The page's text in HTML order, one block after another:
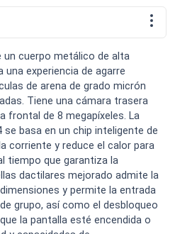
un cuerpo metálico de alta
experiencia de agarre
de arena de grado micrón
Tiene una cámara trasera
frontal de 8 megapíxeles. La
se basa en un chip inteligente de
corriente y reduce el calor para
tiempo que garantiza la
dactilares mejorado admite la
y permite la entrada
grupo, así como el desbloqueo
la pantalla esté encendida o
Comparador